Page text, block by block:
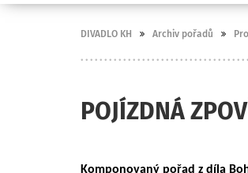
DIVADLO KH Archiv pořadů
POJÍZDNÁ
Komponovaný pořad z díla